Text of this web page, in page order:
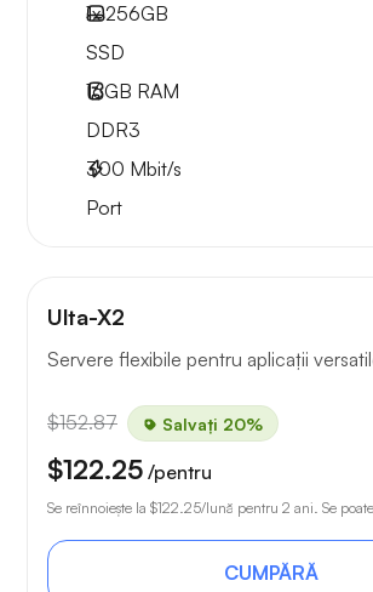
1x256GB
SSD
16GB RAM
DDR3
300 Mbit/s
Port
Ulta-X2
Servere flexibile pentru aplicații
$152.87 Salvați 20%
$122.25 /pentru
Se reînnoiește la $122.25/lună pentru 2 ani. Se
CUMPĂRĂ